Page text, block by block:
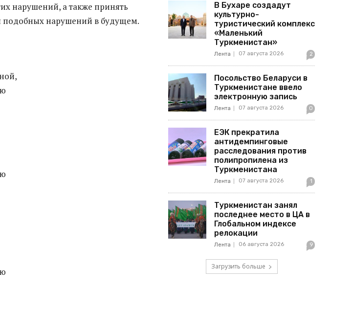
нарушений, а также принять
нарушений в будущем.
В Бухаре создадут
культурно-
туристический комплекс
«Маленький
Туркменистан»
Лента 07 августа 2026 2
Посольство Беларуси в
Туркменистане ввело
электронную запись
Лента 07 августа 2026 0
ЕЭК прекратила
антидемпинговые
расследования против
полипропилена из
Туркменистана
Лента 07 августа 2026 1
Туркменистан занял
последнее место в ЦА в
Глобальном индексе
релокации
Лента 06 августа 2026 9
Загрузить больше